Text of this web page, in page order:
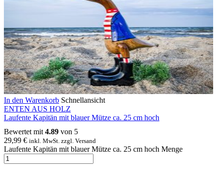
In den Warenkorb Schnellansicht
ENTEN AUS HOLZ
Laufente Kapitän mit blauer Mütze ca. 25 cm hoch
Bewertet mit 4.89 von 5
29,99 € inkl. MwSt. zzgl. Versand
Laufente Kapitän mit blauer Mütze ca. 25 cm hoch Menge